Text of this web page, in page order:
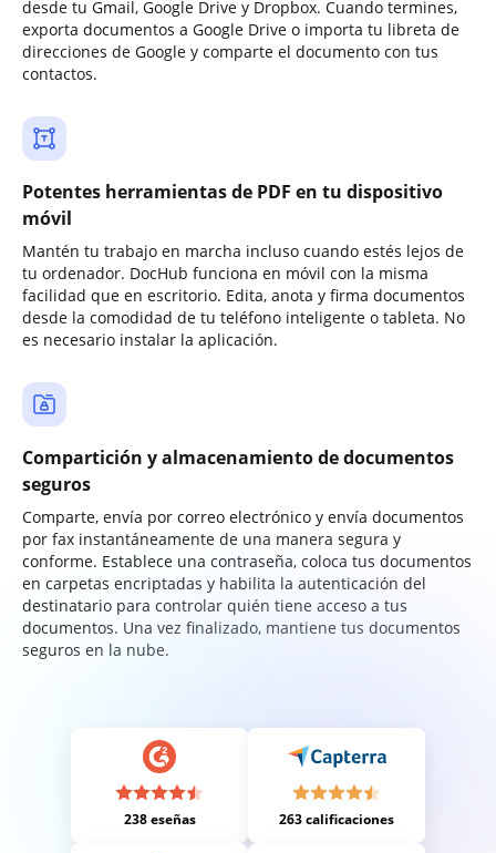
desde tu Gmail, Google Drive y Dropbox. Cuando termines,
exporta documentos a Google Drive o importa tu libreta de
direcciones de Google y comparte el documento con tus
contactos.
Potentes herramientas de PDF en tu dispositivo
móvil
Mantén tu trabajo en marcha incluso cuando estés lejos de
tu ordenador. DocHub funciona en móvil con la misma
facilidad que en escritorio. Edita, anota y firma documentos
desde la comodidad de tu teléfono inteligente o tableta. No
es necesario instalar la aplicación.
Compartición y almacenamiento de documentos
seguros
Comparte, envía por correo electrónico y envía documentos
por fax instantáneamente de una manera segura y
conforme. Establece una contraseña, coloca tus documentos
en carpetas encriptadas y habilita la autenticación del
destinatario para controlar quién tiene acceso a tus
documentos. Una vez finalizado, mantiene tus documentos
seguros en la nube.
238 eseñas 263 calificaciones